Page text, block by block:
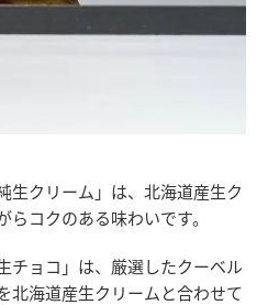
生クリーム」は、北海道産生ク
コクのある味わいです。
チョコ」は、厳選したクーベル
北海道産生クリームと合わせて